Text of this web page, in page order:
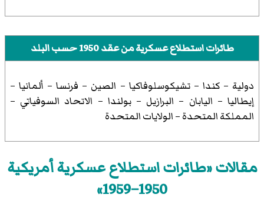
طائرات استطلاع عسكرية من عقد 1950 حسب البلد
دولية –كندا –تشيكوسلوفاكيا – الصين – فرنسا– ألمانيا–
إيطاليا– اليابان – البرازيل –بولندا – الاتحاد السوفياتي –
المملكة المتحدة–الولايات المتحدة
مقالات «طائرات استطلاع عسكرية أمريكية
1950–1959»